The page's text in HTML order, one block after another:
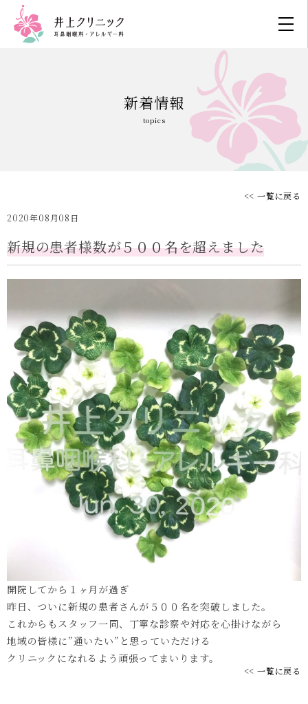
新着情報
topics
<< 一覧に戻る
2020年08月08日
新規の患者様数が５００名を超えました
開院してから１ヶ月が過ぎ
昨日、ついに新規の患者さんが５００名を突破しました。
これからもスタッフ一同、丁寧な診察や対応を心掛けながら
地域の皆様に”通いたい”と思っていただける
クリニックになれるよう頑張ってまいります。
<< 一覧に戻る